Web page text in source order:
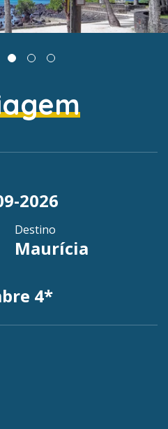
2026
Destino
Maurícia
4*